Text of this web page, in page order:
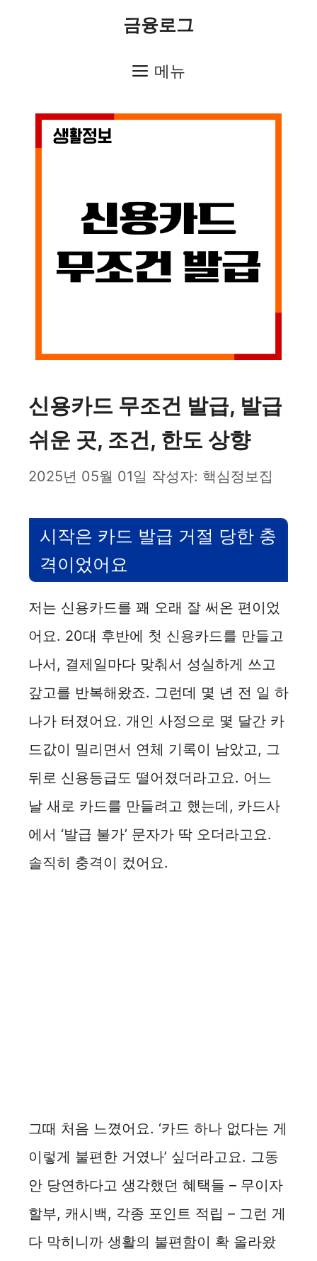
금융로그
메뉴
신용카드 무조건 발급, 발급
쉬운 곳, 조건, 한도 상향
2025년 05월 01일 작성자: 핵심정보집
시작은 카드 발급 거절 당한 충
격이었어요
저는 신용카드를 꽤 오래 잘 써온 편이었
어요. 20대 후반에 첫 신용카드를 만들고
나서, 결제일마다 맞춰서 성실하게 쓰고
갚고를 반복해왔죠. 그런데 몇 년 전 일 하
나가 터졌어요. 개인 사정으로 몇 달간 카
드값이 밀리면서 연체 기록이 남았고, 그
뒤로 신용등급도 떨어졌더라고요. 어느
날 새로 카드를 만들려고 했는데, 카드사
에서 ‘발급 불가’ 문자가 딱 오더라고요.
솔직히 충격이 컸어요.
그때 처음 느꼈어요. ‘카드 하나 없다는 게
이렇게 불편한 거였나’ 싶더라고요. 그동
안 당연하다고 생각했던 혜택들 – 무이자
할부, 캐시백, 각종 포인트 적립 – 그런 게
다 막히니까 생활의 불편함이 확 올라왔